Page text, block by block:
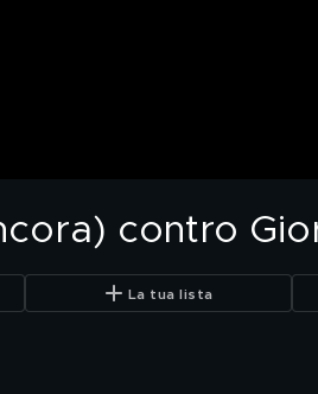
contro
La tua lista